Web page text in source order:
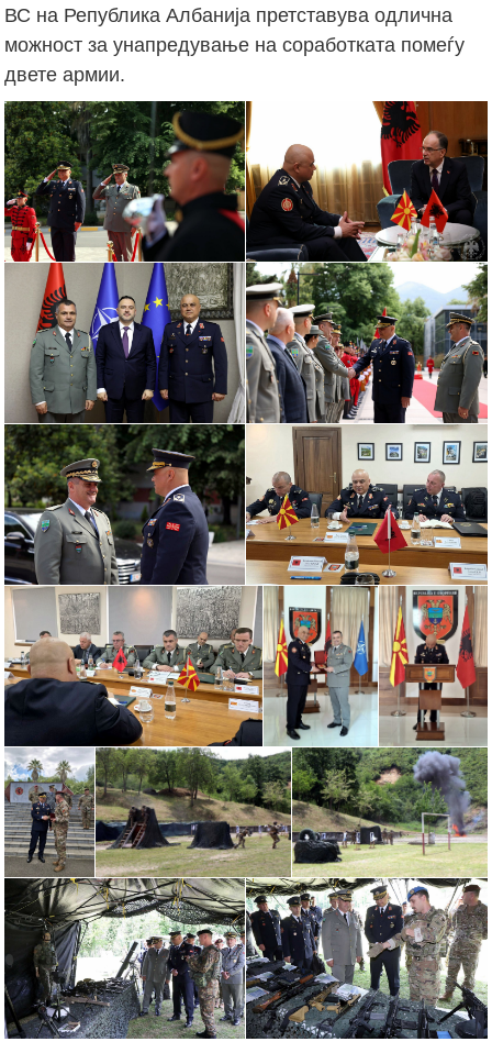
ВС на Република Албанија претставува одлична
можност за унапредување на соработката помеѓу
двете армии.